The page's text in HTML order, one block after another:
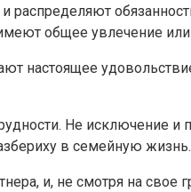
общее увлечение
настоящее
Не
в семейную жизнь.
и, не смотря на свое